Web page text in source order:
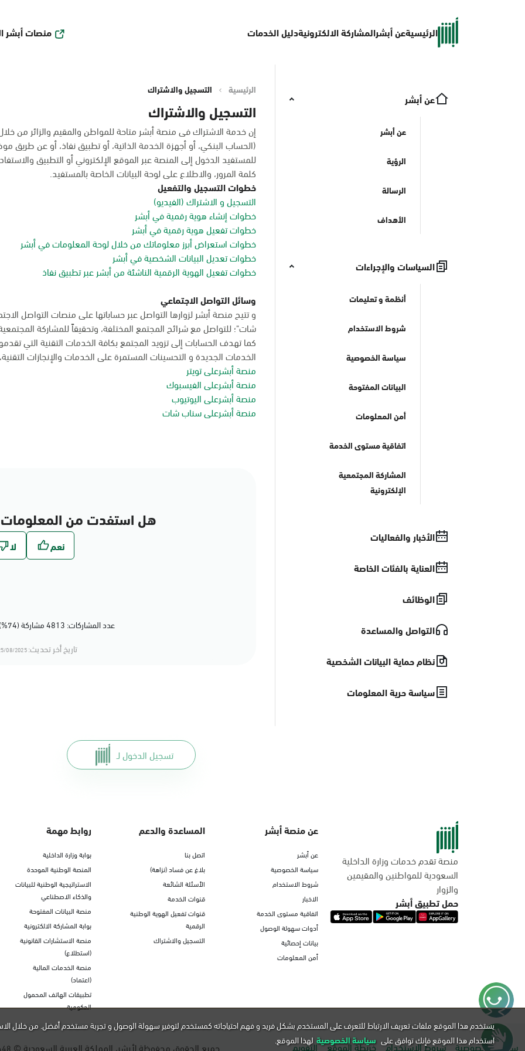
الرئيسيةعن أبشرالمشاركة الالكترونيةدليل الخدمات منصات أبشر
عن أبشر
عن أبشر
الرؤية
الرسالة
الأهداف
السياسات والإجراءات
أنظمة و تعليمات
شروط الاستخدام
سياسة الخصوصية
البيانات المفتوحة
أمن المعلومات
اتفاقية مستوى الخدمة
المشاركة المجتمعية
الإلكترونية
الأخبار والفعاليات
العناية بالفئات الخاصة
الوظائف
التواصل والمساعدة
نظام حماية البيانات الشخصية
سياسة حرية المعلومات
الرئيسية التسجيل والاشتراك
التسجيل والاشتراك
إن خدمة الاشتراك فى منصة أبشر متاحة للمواطن والمقيم والزائر من
(الحساب البنكي، أو أجهزة الخدمة الذاتية، أو تطبيق نفاذ، أو عن طريق
للمستفيد الدخول إلى المنصة عبر الموقع الإلكتروني أو التطبيق
كلمة المرور، والاطلاع على لوحة البيانات الخاصة بالمستفيد.
خطوات التسجيل والتفعيل
التسجيل و الاشتراك (الفيديو)
خطوات إنشاء هوية رقمية في أبشر
خطوات تفعيل هوية رقمية في أبشر
خطوات استعراض أبرز معلوماتك من خلال لوحة المعلومات في أبشر
خطوات تعديل البيانات الشخصية في أبشر
خطوات تفعيل الهوية الرقمية الناشئة من أبشر عبر تطبيق نفاذ
وسائل التواصل الاجتماعي
و تتيح منصة أبشر لزوارها التواصل عبر حساباتها على منصات التواصل
شات"؛ للتواصل مع شرائح المجتمع المختلفة، وتحقيقاً للمشاركة
كما تهدف الحسابات إلى تزويد المجتمع بكافة الخدمات التقنية التي
الخدمات الجديدة و التحسينات المستمرة على الخدمات والإنجازات
منصة أبشرعلى تويتر
منصة أبشرعلى الفيسبوك
منصة أبشرعلى اليوتيوب
منصة أبشرعلى سناب شات
هل استفدت من
عدد المشاركات: 4813 مشاركة (74%) أعجبهم المحتوى
تاريخ أخر تحديث:08/2025 11:08
تسجيل الدخول لـ
منصة تقدم خدمات وزارة الداخلية
السعودية للمواطنين والمقيمين
والزوار
حمل تطبيق أبشر
عن منصة أبشر
عن أبشر
سياسة الخصوصية
شروط الاستخدام
الاخبار
اتفاقية مستوى الخدمة
أدوات سهولة الوصول
بيانات إحصائية
أمن المعلومات
المساعدة والدعم
اتصل بنا
بلاغ عن فساد (نزاهة)
الأسئلة الشائعة
قنوات الخدمة
قنوات تفعيل الهوية الوطنية
الرقمية
التسجيل والاشتراك
روابط مهمة
بوابة وزارة الداخلية
المنصة الوطنية الموحدة
الاستراتيجية الوطنية للبيانات
والذكاء الاصطناعي
منصة البيانات المفتوحة
بوابة المشاركة الالكترونية
منصة الاستشارات القانونية
(استطلاع)
منصة الخدمات المالية
(اعتماد)
تطبيقات الهاتف المحمول
الحكومية
سياسة الخصوصية شروط الاستخدام خريطة الموقع التقويم جميع الحقوق محفوظة لأبشر، المملكة العربية السعودية ©
يستخدم هذا الموقع ملفات تعريف الارتباط للتعرف على المستخدم بشكل فريد و فهم احتياجاته كمستخدم لتوفير سهولة الوصول و تجربة مستخدم أفضل. من خلال
استخدام هذا الموقع فإنك توافق على سياسة الخصوصية لهذا الموقع.